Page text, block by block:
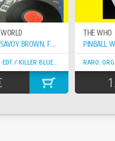
KEEF HARLEY, SAVOY BROWN, FRIJID PINK
2LP, RARE, ORG EDT / KILLER BLUES ROCK
THE WHO
RARO,